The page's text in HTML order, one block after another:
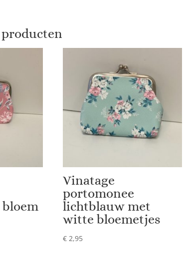
producten
Vinatage
portomonee
lichtblauw met
witte bloemetjes
€ 2,95